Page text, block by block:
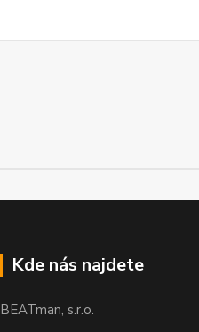
Kde nás najdete
BEATman, s.r.o.